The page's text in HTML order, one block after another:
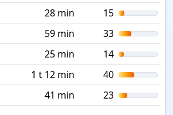
28 min
15
59 min
33
25 min
14
1 t 12 min
40
41 min 23